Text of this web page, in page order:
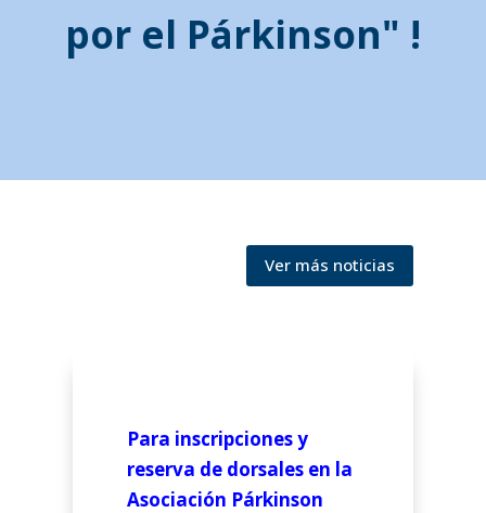
por el Párkinson" !
Ver más noticias
Para inscripciones y
reserva de dorsales en la
Asociación Párkinson